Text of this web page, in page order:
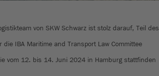
von SKW Schwarz ist stolz darauf, Teil des
die IBA Maritime and Transport Law Committee
vom 12. bis 14. Juni 2024 in Hamburg stattfinden